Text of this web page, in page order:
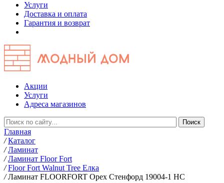
Услуги
Доставка и оплата
Гарантия и возврат
Акции
Услуги
Адреса магазинов
Главная
/ Каталог
/ Ламинат
/ Ламинат Floor Fort
/ Floor Fort Walnut Tree Елка
/ Ламинат FLOORFORT Орех Стенфорд 19004-1 HC